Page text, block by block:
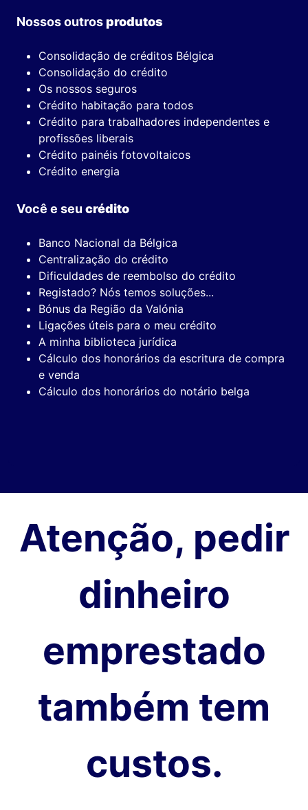
Nossos outrosprodutos
Consolidação de créditos Bélgica
Consolidação do crédito
Os nossos seguros
Crédito habitação para todos
Crédito para trabalhadores independentes e
profissões liberais
Crédito painéis fotovoltaicos
Crédito energia
Você e seu crédito
Banco Nacional da Bélgica
Centralização do crédito
Dificuldades de reembolso do crédito
Registado? Nós temos soluções...
Bónus da Região da Valónia
Ligações úteis para o meu crédito
A minha biblioteca jurídica
Cálculo dos honorários da escritura de compra
e venda
Cálculo dos honorários do notário belga
Atenção, pedir
dinheiro
emprestado
também tem
custos.